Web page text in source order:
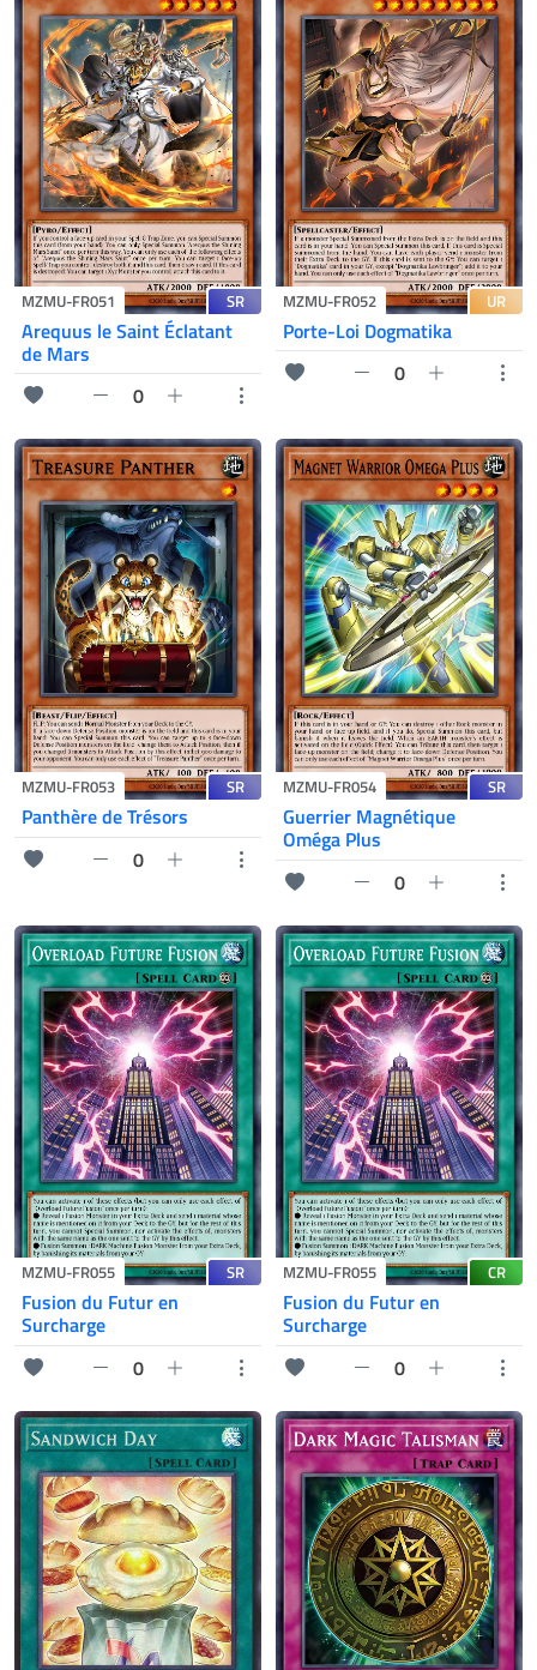
MZMU-FR051 SR
Arequus le Saint Éclatant
de Mars
0
MZMU-FR052 UR
Porte-Loi Dogmatika
0
MZMU-FR053 SR
Panthère de Trésors
0
MZMU-FR054 SR
Guerrier Magnétique
Oméga Plus
0
MZMU-FR055 SR
Fusion du Futur en
Surcharge
0
MZMU-FR055 CR
Fusion du Futur en
Surcharge
0